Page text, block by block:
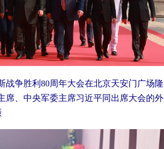
争胜利80周年大会在北京天安门广场隆
席、中央军委主席习近平同出席大会的外